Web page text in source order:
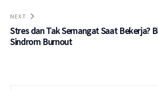
NEXT
Stres dan Tak Semangat Saat Bekerja?
Sindrom Burnout